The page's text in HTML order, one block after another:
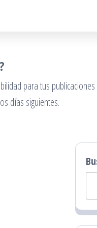
para tus
días siguientes.